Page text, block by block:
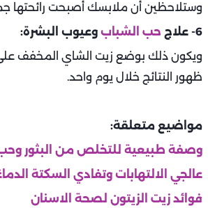
وستلاحظين أن ملابسك أصبحت رائحتها
6- علاج
حب الشباب وعيوب البشرة:
ويكون ذلك بوضع زيت الشاي المخفف على
ظهور النتائج خلال يوم واحد.
مواضيع متعلقة:
وصفة طبيعية للتخلص من البثور
عالجي الالتهابات وتفادي السكتة
فوائد زيت الزيتون لصحة الاسنان